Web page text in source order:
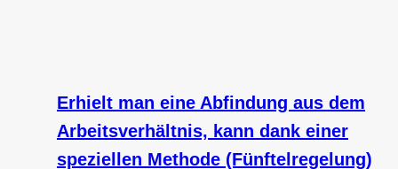
Erhielt man eine Abfindung aus dem
Arbeitsverhältnis, kann dank einer
speziellen Methode (Fünftelregelung)